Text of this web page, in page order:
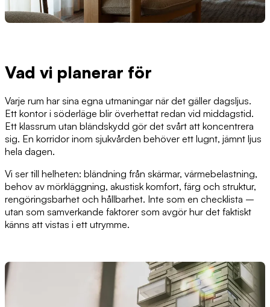
Vad vi planerar för
Varje rum har sina egna utmaningar när det gäller dagsljus.
Ett kontor i söderläge blir överhettat redan vid middagstid.
Ett klassrum utan bländskydd gör det svårt att koncentrera
sig. En korridor inom sjukvården behöver ett lugnt, jämnt ljus
hela dagen.
Vi ser till helheten: bländning från skärmar, värmebelastning,
behov av mörkläggning, akustisk komfort, färg och struktur,
rengöringsbarhet och hållbarhet. Inte som en checklista –
utan som samverkande faktorer som avgör hur det faktiskt
känns att vistas i ett utrymme.